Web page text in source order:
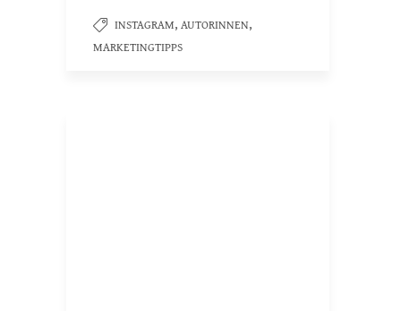
INSTAGRAM, AUTORINNEN,
MARKETINGTIPPS